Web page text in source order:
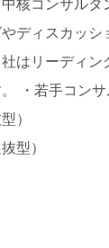
ディスカッ
はリーディ
・若手コンサ
）
型）